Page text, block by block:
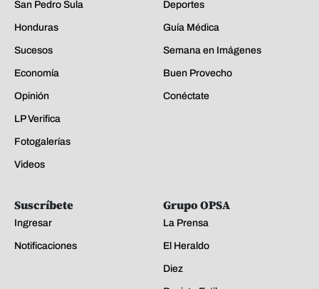
San Pedro Sula
Honduras
Sucesos
Economía
Opinión
LP Verifica
Fotogalerías
Videos
Deportes
Guía Médica
Semana en Imágenes
Buen Provecho
Conéctate
Suscríbete
Ingresar
Notificaciones
Grupo OPSA
La Prensa
El Heraldo
Diez